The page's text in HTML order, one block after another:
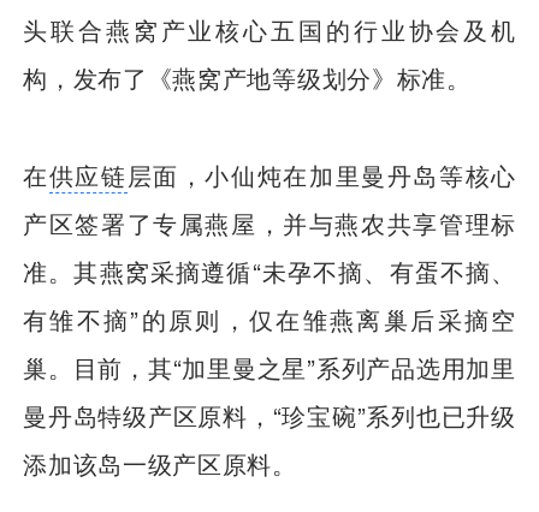
头联合燕窝产业核心五国的行业协会及机
构，发布了《燕窝产地等级划分》标准。
在供应链层面，小仙炖在加里曼丹岛等核心
产区签署了专属燕屋，并与燕农共享管理标
准。其燕窝采摘遵循“未孕不摘、有蛋不摘、
有雏不摘”的原则，仅在雏燕离巢后采摘空
巢。目前，其“加里曼之星”系列产品选用加里
曼丹岛特级产区原料，“珍宝碗”系列也已升级
添加该岛一级产区原料。